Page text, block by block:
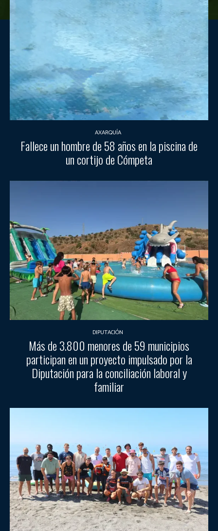
AXARQUÍA
Fallece un hombre de 58 años en la piscina de
un cortijo de Cómpeta
DIPUTACIÓN
Más de 3.800 menores de 59 municipios
participan en un proyecto impulsado por la
Diputación para la conciliación laboral y
familiar